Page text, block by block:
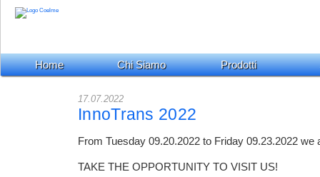
Home Chi Siamo Prodotti
17.07.2022
InnoTrans 2022
From Tuesday 09.20.2022 to Friday 09.23.2022
TAKE THE OPPORTUNITY TO VISIT US!